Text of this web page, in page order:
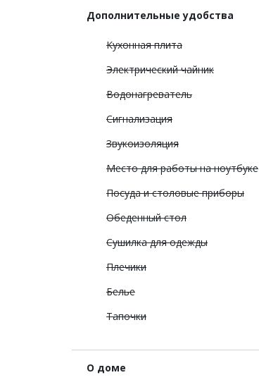
Дополнительные удобства
Кухонная плита
Электрический чайник
Водонагреватель
Сигнализация
Звукоизоляция
Место для работы на ноутбуке
Посуда и столовые приборы
Обеденный стол
Сушилка для одежды
Плечики
Белье
Тапочки
О доме